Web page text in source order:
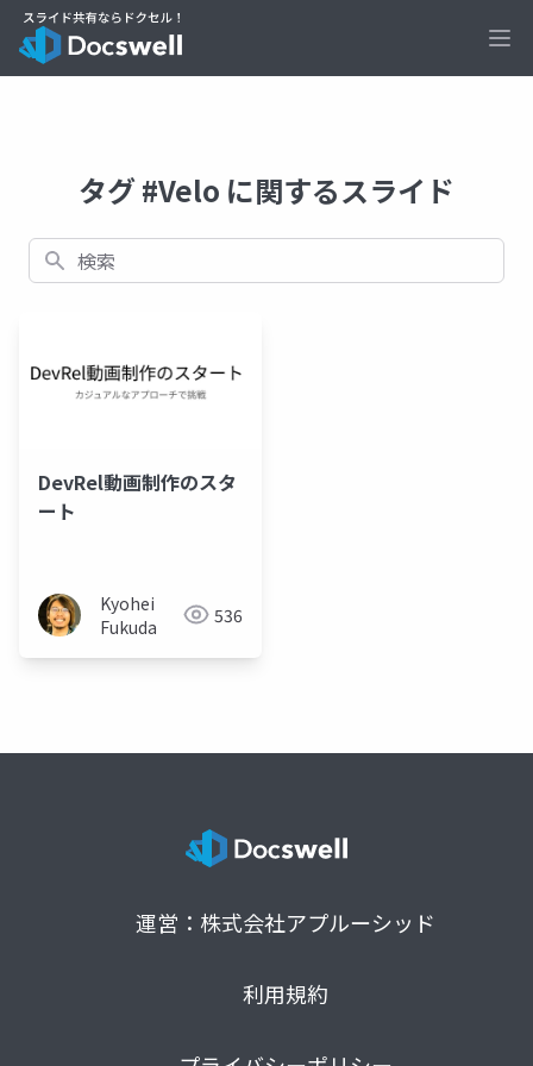
タグ #Velo に関するスライド
検索
DevRel動画制作のスタ
ート
Kyohei
Fukuda
536
運営：株式会社アプルーシッド
利用規約